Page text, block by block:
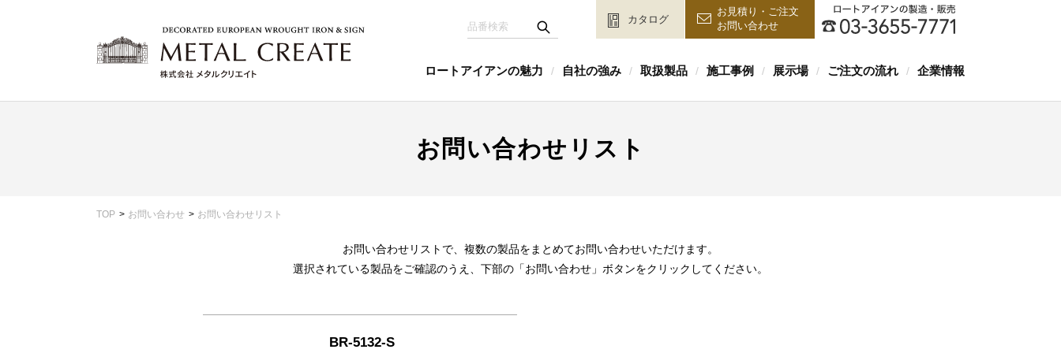
カタログ
お見積り・ご注文
お問い合わせ
ロートアイアンの魅力 / 自社の強み / 取扱製品 / 施工事例 / 展示場 / ご注文の流れ / 企業情報
お問い合わせリスト
TOP お問い合わせ お問い合わせリスト
お問い合わせリストで、複数の製品をまとめてお問い合わせいただけます。
選択されている製品をご確認のうえ、下部の「お問い合わせ」ボタンをクリックしてください。
BR-5132-S